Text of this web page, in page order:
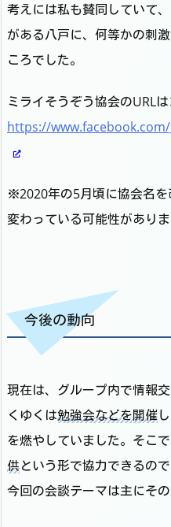
考えには私も賛同していて
がある八戸に、何等かの刺
ころでした。
ミライそうぞう協会のURLは
https://
※2020年の5月頃に協会名
変わっている可能性がありま
今後の動向
現在は、グループ内で情報
くゆくは勉強会などを開催
を燃やしていました。そこ
供という形で協力できるの
今回の会談テーマは主にその